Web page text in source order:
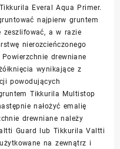
Everal Aqua Primer.
najpierw gruntem
zeszlifować, a w razie
nierozcieńczonego
drewniane
wynikające z
powodujących
Tikkurila Multistop
nałożyć emalię
drewniane należy
Guard lub Tikkurila Valtti
na zewnątrz i